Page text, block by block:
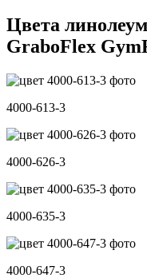
Цвета
GraboFlex
4000-613-3
4000-626-3
4000-635-3
4000-647-3